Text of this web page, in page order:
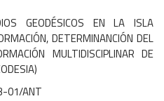
GEODÉSICOS EN LA ISLA
DETERMINANCIÓN DEL
MULTIDISCIPLINAR DE
01/ANT